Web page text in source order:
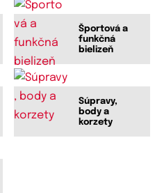
Športová a
funkčná
bielizeň
Súpravy,
body a
korzety